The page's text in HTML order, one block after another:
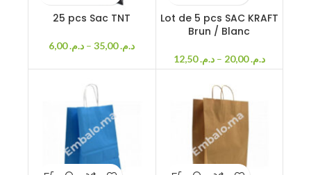
25 pcs Sac TNT
د.م.6,00 – د.م.35,00
Lot de 5 pcs SAC KRAFT
Brun / Blanc
د.م.12,50 – د.م.20,00